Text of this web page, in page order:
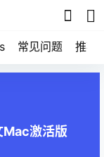
常见问题 推荐
激活版